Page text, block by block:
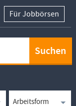
Für Jobbörsen